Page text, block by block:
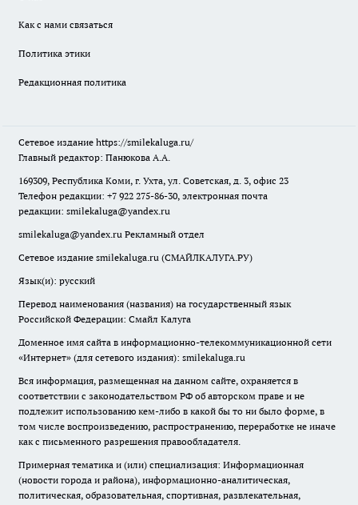
Как с нами связаться
Политика этики
Редакционная политика
Сетевое издание https://smilekaluga.ru/
Главный редактор: Панюкова А.А.
169309, Республика Коми, г. Ухта, ул. Советская, д. 3, офис 23
Телефон редакции: +7 922 275-86-30, электронная почта
редакции: smilekaluga@yandex.ru
smilekaluga@yandex.ru Рекламный отдел
Сетевое издание smilekaluga.ru (СМАЙЛКАЛУГА.РУ)
Язык(и): русский
Перевод наименования (названия) на государственный язык
Российской Федерации: Смайл Калуга
Доменное имя сайта в информационно-телекоммуникационной сети
«Интернет» (для сетевого издания): smilekaluga.ru
Вся информация, размещенная на данном сайте, охраняется в
соответствии с законодательством РФ об авторском праве и не
подлежит использованию кем-либо в какой бы то ни было форме, в
том числе воспроизведению, распространению, переработке не иначе
как с письменного разрешения правообладателя.
Примерная тематика и (или) специализация: Информационная
(новости города и района), информационно-аналитическая,
политическая, образовательная, спортивная, развлекательная,